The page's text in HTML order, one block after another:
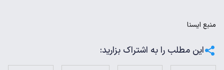
منبع ايسنا
این مطلب را به اشتراک بزارید: